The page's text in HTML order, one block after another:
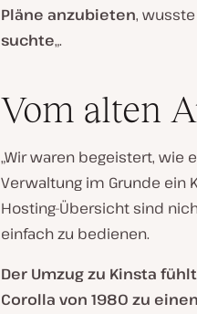
Pläne anzubieten,
suchte„.
Vom alten
„Wir waren begeistert, wie
Verwaltung im Grunde ein
Hosting-Übersicht sind
einfach zu bedienen.
Der Umzug zu Kinsta
Corolla von 1980 zu